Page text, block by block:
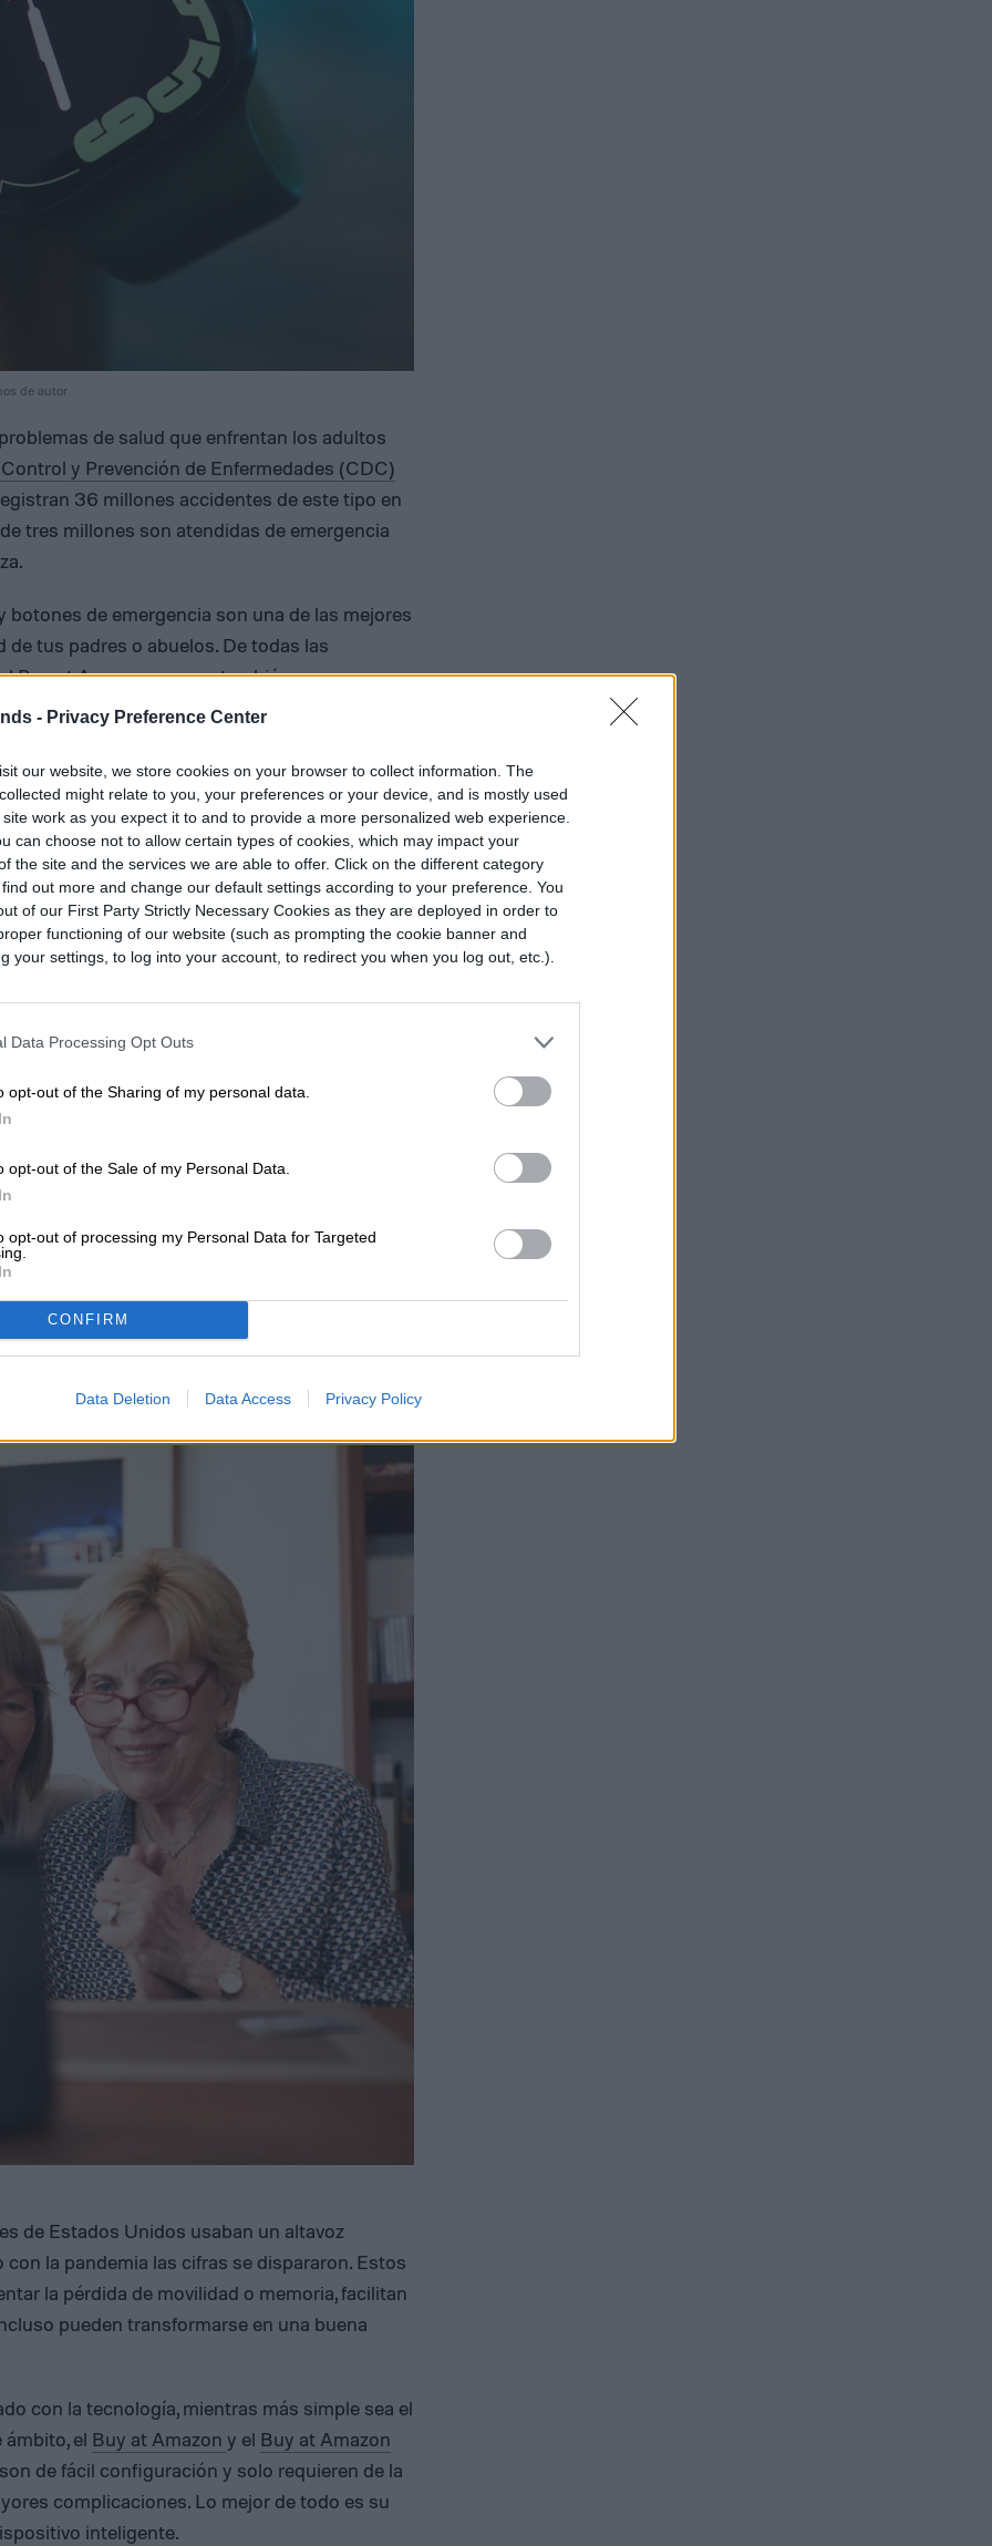
- Privacy Preference Center
our website, we store cookies on your browser to collect information. The
might relate to you, your preferences or your device, and is mostly used
work as you expect it to and to provide a more personalized web experience.
can choose not to allow certain types of cookies, which may impact your
the site and the services we are able to offer. Click on the different category
out more and change our default settings according to your preference. You
of our First Party Strictly Necessary Cookies as they are deployed in order to
functioning of our website (such as prompting the cookie banner and
your settings, to log into your account, to redirect you when you log out, etc.).
Data Processing Opt Outs
opt-out of the Sharing of my personal data.
opt-out of the Sale of my Personal Data.
opt-out of processing my Personal Data for Targeted
CONFIRM
Data Deletion Data Access Privacy Policy
de autor
de salud que enfrentan los adultos
y Prevención de Enfermedades (CDC)
36 millones accidentes de este tipo en
tres millones son atendidas de emergencia
de emergencia son una de las mejores
tus padres o abuelos. De todas las
Buy at Amazon, ya que también suma a sus
vitales y posee una interfaz de fácil
su precio es prohibitivo, una alternativa más
BUY AT WALMART
de Estados Unidos usaban un altavoz
la pandemia las cifras se dispararon. Estos
la pérdida de movilidad o memoria, facilitan
pueden transformarse en una buena
con la tecnología, mientras más simple sea el
ámbito, el Buy at Amazon y el Buy at Amazon
de fácil configuración y solo requieren de la
complicaciones. Lo mejor de todo es su
inteligente.